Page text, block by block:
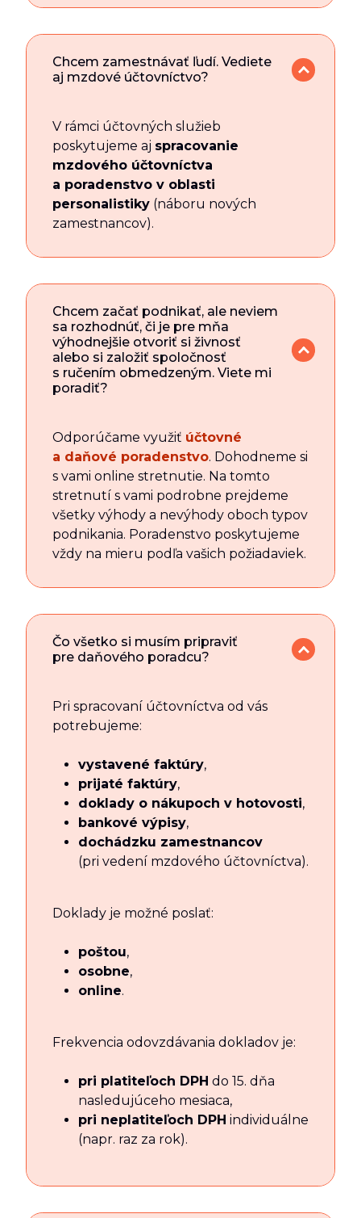
Chcem zamestnávať ľudí. Vediete
aj mzdové účtovníctvo?
V rámci účtovných služieb
poskytujeme aj spracovanie
mzdového účtovníctva
a poradenstvo v oblasti
personalistiky (náboru nových
zamestnancov).
Chcem začať podnikať, ale neviem
sa rozhodnúť, či je pre mňa
výhodnejšie otvoriť si živnosť
alebo si založiť spoločnosť
s ručením obmedzeným. Viete mi
poradiť?
Odporúčame využiť účtovné
a daňové poradenstvo. Dohodneme si
s vami online stretnutie. Na tomto
stretnutí s vami podrobne prejdeme
všetky výhody a nevýhody oboch typov
podnikania. Poradenstvo poskytujeme
vždy na mieru podľa vašich požiadaviek.
Čo všetko si musím pripraviť
pre daňového poradcu?
Pri spracovaní účtovníctva od vás
potrebujeme:
vystavené faktúry,
prijaté faktúry,
doklady o nákupoch v hotovosti,
bankové výpisy,
dochádzku zamestnancov
(pri vedení mzdového účtovníctva).
Doklady je možné poslať:
poštou,
osobne,
online.
Frekvencia odovzdávania dokladov je:
pri platiteľoch DPH do 15. dňa
nasledujúceho mesiaca,
pri neplatiteľoch DPH individuálne
(napr. raz za rok).